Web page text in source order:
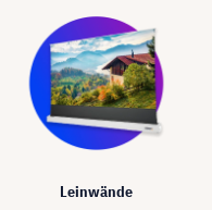
Leinwände